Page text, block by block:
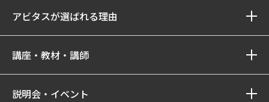
アビタスが選ばれる理由
講座・教材・講師
説明会・イベント